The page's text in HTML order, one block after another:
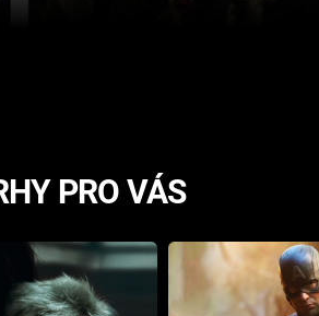
PRO VÁS